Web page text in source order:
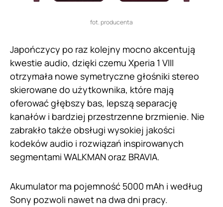
fot. producenta
Japończycy po raz kolejny mocno akcentują
kwestie audio, dzięki czemu Xperia 1 VIII
otrzymała nowe symetryczne głośniki stereo
skierowane do użytkownika, które mają
oferować głębszy bas, lepszą separację
kanałów i bardziej przestrzenne brzmienie. Nie
zabrakło także obsługi wysokiej jakości
kodeków audio i rozwiązań inspirowanych
segmentami WALKMAN oraz BRAVIA.
Akumulator ma pojemność 5000 mAh i według
Sony pozwoli nawet na dwa dni pracy.